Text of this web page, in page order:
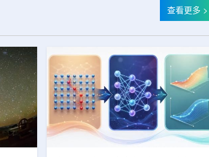
了此前分布在拉斯维加斯谷多个地点
疗服务。根据介绍，诊所服务范围包
括成人及...
相
子
入
查看更多 >